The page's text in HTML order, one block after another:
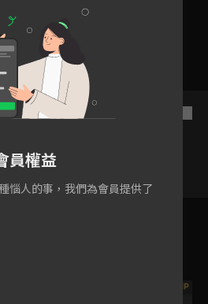
VIP
員權益
惱人的事，我們為會員提供了